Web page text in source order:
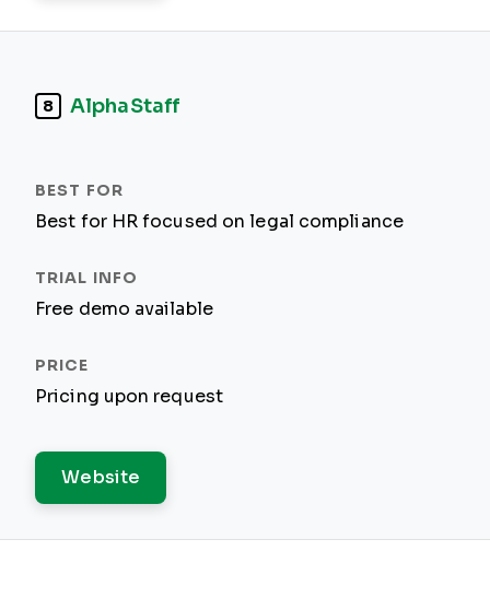
8 AlphaStaff
Best for HR focused on legal compliance
Free demo available
Pricing upon request
Website